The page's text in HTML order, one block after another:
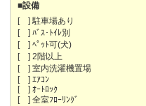
■設備
[ ] 駐車場あり
[ ] ﾊﾞｽ･ﾄｲﾚ別
[ ] ﾍﾟｯﾄ可(犬)
[ ] 2階以上
[ ] 室内洗濯機置場
[ ] ｴｱｺﾝ
[ ] ｵｰﾄﾛｯｸ
[ ] 全室ﾌﾛｰﾘﾝｸﾞ